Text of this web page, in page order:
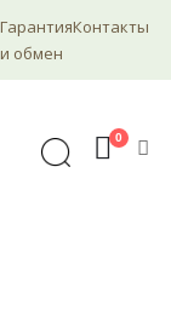
Гарантия
и обмен
Контакты
0